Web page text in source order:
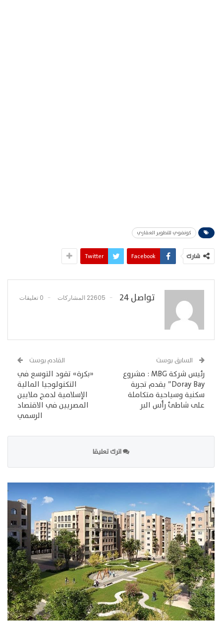
كونفوي للتطوير العقاري
شارك Facebook
Twitter
تواصل 24 22605 المشاركات 0 تعليقات
السابق بوست
رئيس شركة MBG : مشروع
Doray Bay” يقدم تجربة
سكنية وسياحية متكاملة
على شاطئ رأس البر
القادم بوست
«بكرة» تقود التوسع في
التكنولوجيا المالية
الإسلامية لدمج ملايين
المصريين في الاقتصاد
الرسمي
اترك تعليقا